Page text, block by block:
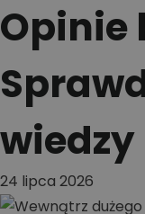
Opinie
wiedzy
24 lipca 2026